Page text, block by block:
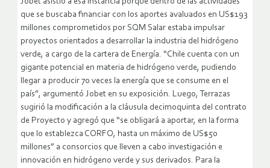
que se buscaba financiar con los aportes avaluados en US$193
millones comprometidos por SQM Salar estaba impulsar
proyectos orientados a desarrollar la industria del hidrógeno
verde, a cargo de la cartera de Energía. “Chile cuenta con un
gigante potencial en materia de hidrógeno verde, pudiendo
llegar a producir 70 veces la energía que se consume en el
país”, argumentó Jobet en su exposición. Luego, Terrazas
sugirió la modificación a la cláusula decimoquinta del contrato
de Proyecto y agregó que “se obligará a aportar, en la forma
que lo establezca CORFO, hasta un máximo de US$50
millones” a consorcios que lleven a cabo investigación e
innovación en hidrógeno verde y sus derivados. Para la